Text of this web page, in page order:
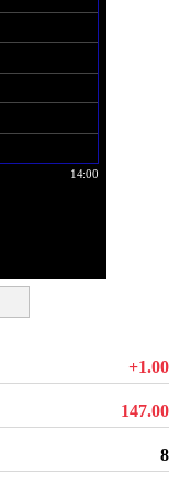
+1.00
147.00
8